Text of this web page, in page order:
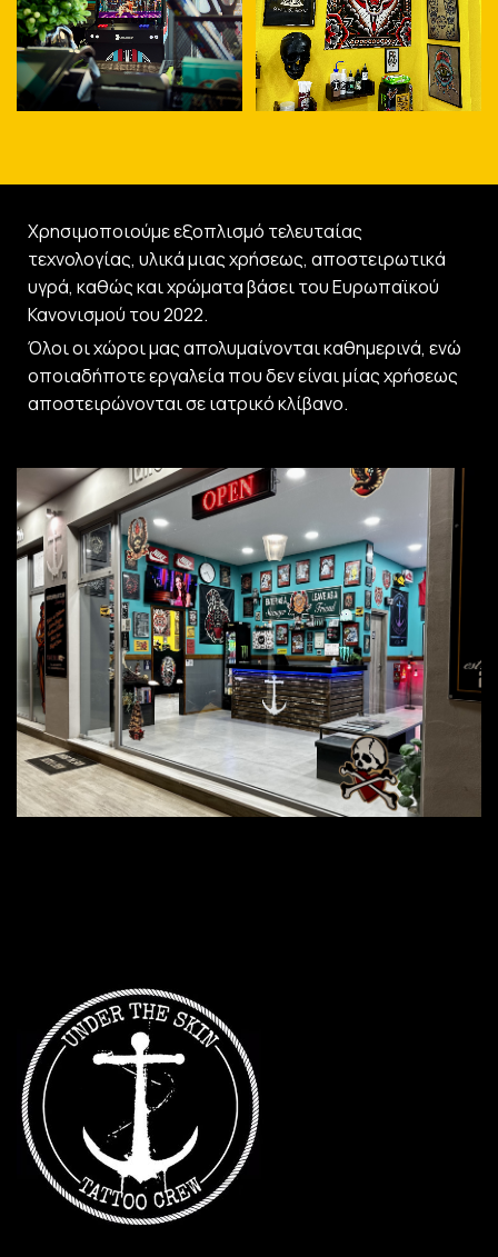
Χρησιμοποιούμε εξοπλισμό τελευταίας
τεχνολογίας, υλικά μιας χρήσεως, αποστειρωτικά
υγρά, καθώς και χρώματα βάσει του Ευρωπαϊκού
Κανονισμού του 2022.
Όλοι οι χώροι μας απολυμαίνονται καθημερινά, ενώ
οποιαδήποτε εργαλεία που δεν είναι μίας χρήσεως
αποστειρώνονται σε ιατρικό κλίβανο.